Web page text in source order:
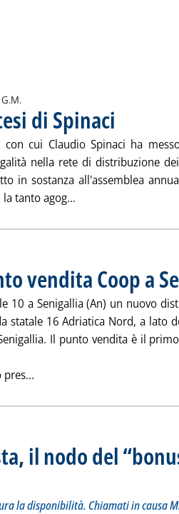
di:
G.M.
di Spinaci
cui Claudio Spinaci ha
nella rete di distribuzione
in sostanza all'assemblea
tanto agog...
vendita Coop a
10 a Senigallia (An) un nuovo
statale 16 Adriatica Nord, a lato
Il punto vendita è il
il nodo del
ingenti di cui non è sicura la disponibilità.
28 giugno 2017 alle 12.6.
la disponibilità. Chiamati in causa